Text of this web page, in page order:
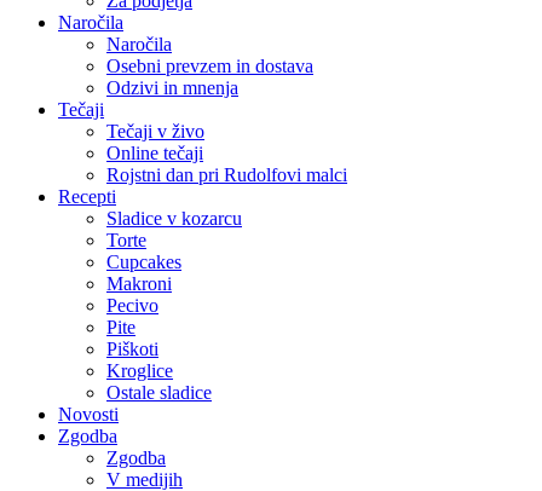
Naročila
Naročila
Osebni prevzem in dostava
Odzivi in mnenja
Tečaji
Tečaji v živo
Online tečaji
Rojstni dan pri Rudolfovi malci
Recepti
Sladice v kozarcu
Torte
Cupcakes
Makroni
Pecivo
Pite
Piškoti
Kroglice
Ostale sladice
Novosti
Zgodba
Zgodba
V medijih